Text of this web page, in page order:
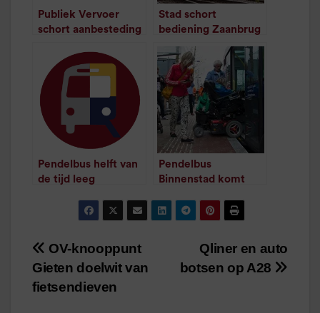
Publiek Vervoer
schort aanbesteding
minuut leestijd
Stad schort
bediening Zaanbrug
tijdelijk op
/1minuut leestijd
Pendelbus helft van
de tijd leeg
Pendelbus
Binnenstad komt
/ minuut leestijd
Bericht
navigatie
Qliner en auto
botsen op A28
OV-knooppunt
Gieten doelwit van
fietsendieven